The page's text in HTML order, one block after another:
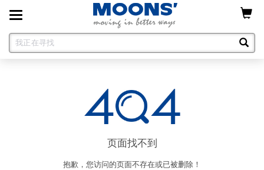
Toggle
navigation
页面找不到
抱歉，您访问的页面不存在或已被删除！